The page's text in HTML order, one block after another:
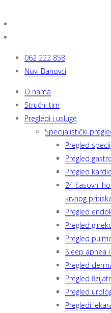
062 222 858
Novi Banovci
O nama
Stručni tim
Pregledi i usluge
Specijalistički
Pregled
Pregled
Pregled
24 časovni
krvnog
Pregled
Pregled
Pregled
Sleep apnea
Pregled
Pregled
Pregled
Pregledi